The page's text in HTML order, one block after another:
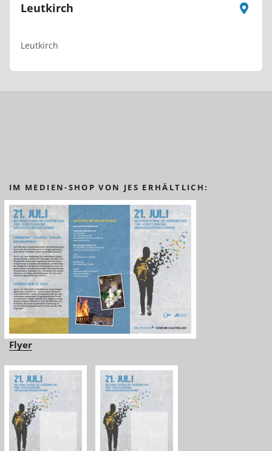
Leutkirch
Leutkirch
IM MEDIEN-SHOP VON JES ERHÄLTLICH:
Flyer